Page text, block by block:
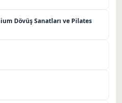
Dövüş Sanatları ve Pilates